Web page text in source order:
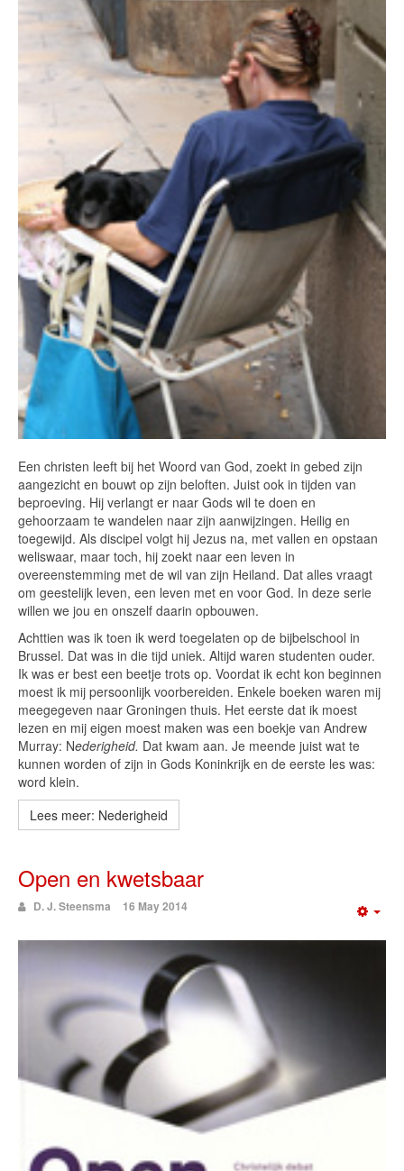
Een christen leeft bij het Woord van God, zoekt in gebed zijn
aangezicht en bouwt op zijn beloften. Juist ook in tijden van
beproeving. Hij verlangt er naar Gods wil te doen en
gehoorzaam te wandelen naar zijn aanwijzingen. Heilig en
toegewijd. Als discipel volgt hij Jezus na, met vallen en opstaan
weliswaar, maar toch, hij zoekt naar een leven in
overeenstemming met de wil van zijn Heiland. Dat alles vraagt
om geestelijk leven, een leven met en voor God. In deze serie
willen we jou en onszelf daarin opbouwen.
Achttien was ik toen ik werd toegelaten op de bijbelschool in
Brussel. Dat was in die tijd uniek. Altijd waren studenten ouder.
Ik was er best een beetje trots op. Voordat ik echt kon beginnen
moest ik mij persoonlijk voorbereiden. Enkele boeken waren mij
meegegeven naar Groningen thuis. Het eerste dat ik moest
lezen en mij eigen moest maken was een boekje van Andrew
Murray: Nederigheid. Dat kwam aan. Je meende juist wat te
kunnen worden of zijn in Gods Koninkrijk en de eerste les was:
word klein.
Lees meer: Nederigheid
Open en kwetsbaar
D. J. Steensma 16 May 2014